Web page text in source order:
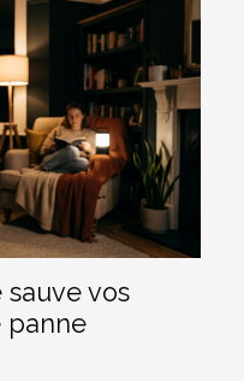
vos
panne